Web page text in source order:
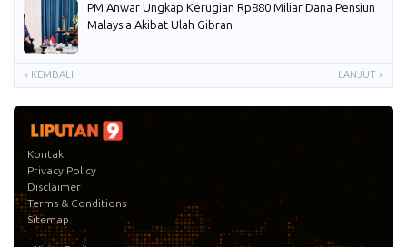
PM Anwar Ungkap Kerugian Rp880 Miliar Dana Pensiun
Malaysia Akibat Ulah Gibran
« KEMBALI LANJUT »
Kontak
Privacy Policy
Disclaimer
Terms & Conditions
Sitemap